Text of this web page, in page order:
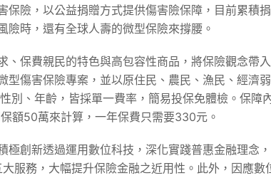
保險，以公益捐贈方式提供傷害險保障，目前累積
險時，還有全球人壽的微型保險來撐腰。
、保費親民的特色與高包容性商品，將保險觀念帶
型傷害保險專案，並以原住民、農民、漁民、經濟
別、年齡，皆採單一費率，簡易投保免體檢。保障
額50萬來計算，一年保費只需要330元。
極創新透過運用數位科技，深化實踐普惠金融理念
服務，大幅提升保險金融之近用性。此外，因應